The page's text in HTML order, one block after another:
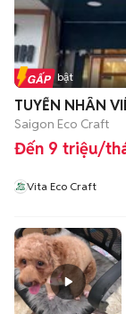
Tin nổi bật
TUYỂN NHÂN
Saigon Eco Craft
Đến 9 triệu/
Vita Eco Craft